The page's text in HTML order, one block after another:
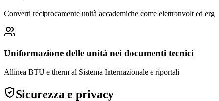
Converti reciprocamente unità accademiche come elettronvolt ed erg
Uniformazione delle unità nei documenti tecnici
Allinea BTU e therm al Sistema Internazionale e riportali
Sicurezza e privacy